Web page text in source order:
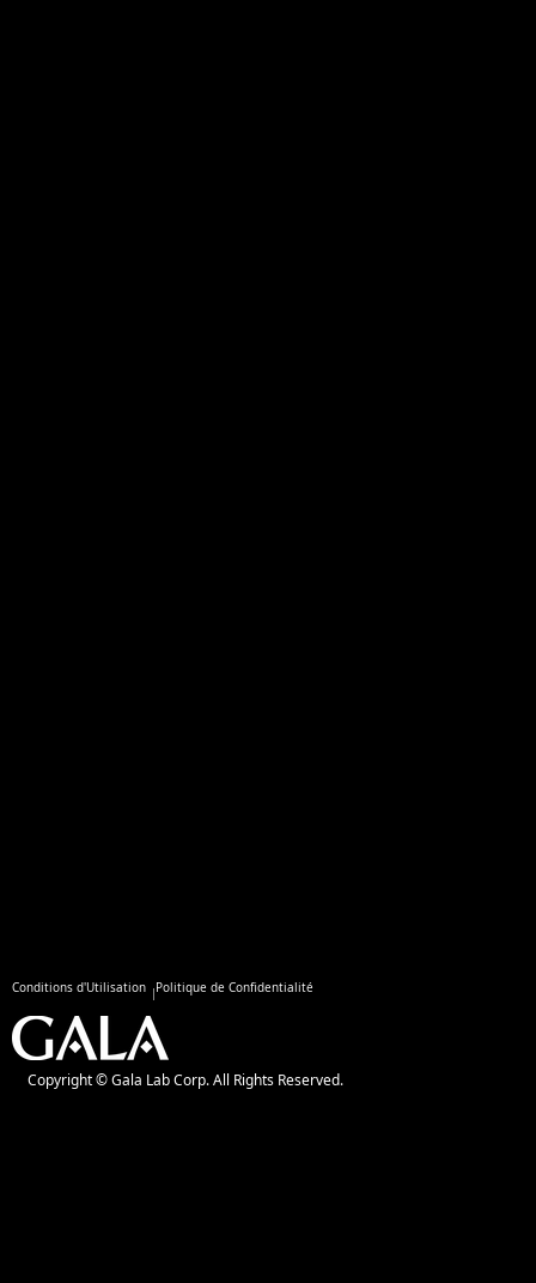
Conditions d'Utilisation Politique de Confidentialité
Copyright © Gala Lab Corp. All Rights Reserved.